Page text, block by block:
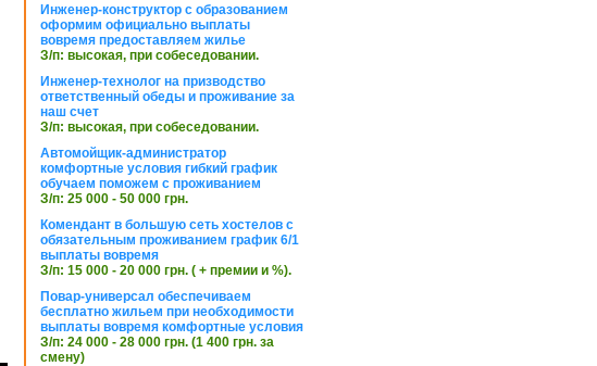
Инженер-конструктор с образованием
оформим официально выплаты
вовремя предоставляем жилье
З/п: высокая, при собеседовании.
Инженер-технолог на призводство
ответственный обеды и проживание за
наш счет
З/п: высокая, при собеседовании.
Автомойщик-администратор
комфортные условия гибкий график
обучаем поможем с проживанием
З/п: 25 000 - 50 000 грн.
Комендант в большую сеть хостелов с
обязательным проживанием график 6/1
выплаты вовремя
З/п: 15 000 - 20 000 грн. ( + премии и %).
Повар-универсал обеспечиваем
бесплатно жильем при необходимости
выплаты вовремя комфортные условия
З/п: 24 000 - 28 000 грн. (1 400 грн. за
смену)